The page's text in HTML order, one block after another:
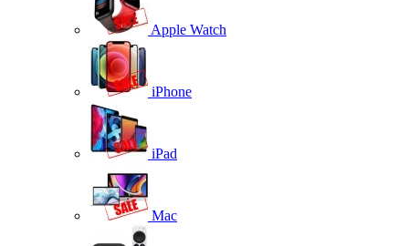
Apple Watch
iPhone
iPad
Mac